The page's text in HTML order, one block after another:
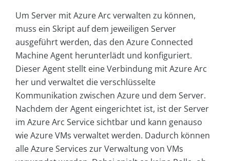
Um Server mit Azure Arc verwalten zu können,
muss ein Skript auf dem jeweiligen Server
ausgeführt werden, das den Azure Connected
Machine Agent herunterlädt und konfiguriert.
Dieser Agent stellt eine Verbindung mit Azure Arc
her und verwaltet die verschlüsselte
Kommunikation zwischen Azure und dem Server.
Nachdem der Agent eingerichtet ist, ist der Server
im Azure Arc Service sichtbar und kann genauso
wie Azure VMs verwaltet werden. Dadurch können
alle Azure Services zur Verwaltung von VMs